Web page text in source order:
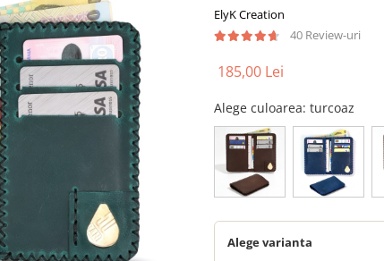
ElyK Creation
40 Review-uri
185,00 Lei
Alege culoarea: turcoaz
Alege varianta